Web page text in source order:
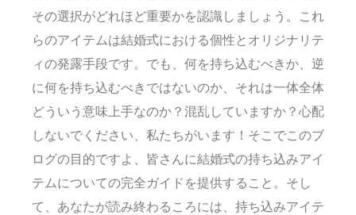
その選択がどれほど重要かを認識しましょう。これ
らのアイテムは結婚式における個性とオリジナリテ
ィの発露手段です。でも、何を持ち込むべきか、逆
に何を持ち込むべきではないのか、それは一体全体
どういう意味上手なのか？混乱していますか？心配
しないでください、私たちがいます！そこでこのブ
ログの目的ですよ、皆さんに結婚式の持ち込みアイ
テムについての完全ガイドを提供すること。そし
て、あなたが読み終わるころには、持ち込みアイテ